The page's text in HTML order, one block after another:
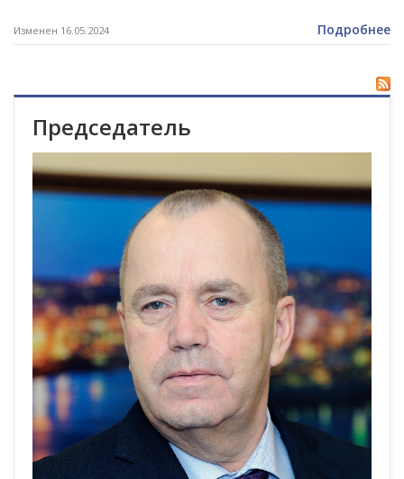
Изменен 16.05.2024 Подробнее
Председатель